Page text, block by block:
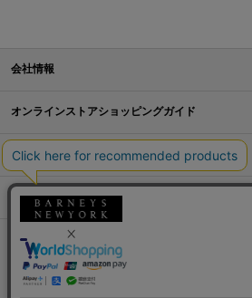
会社情報
オンラインストアショッピングガイド
店舗情報
サービス